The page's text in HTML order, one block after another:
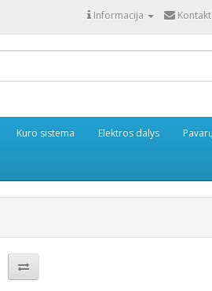
Informacija
Kuro sistema Elektros dalys